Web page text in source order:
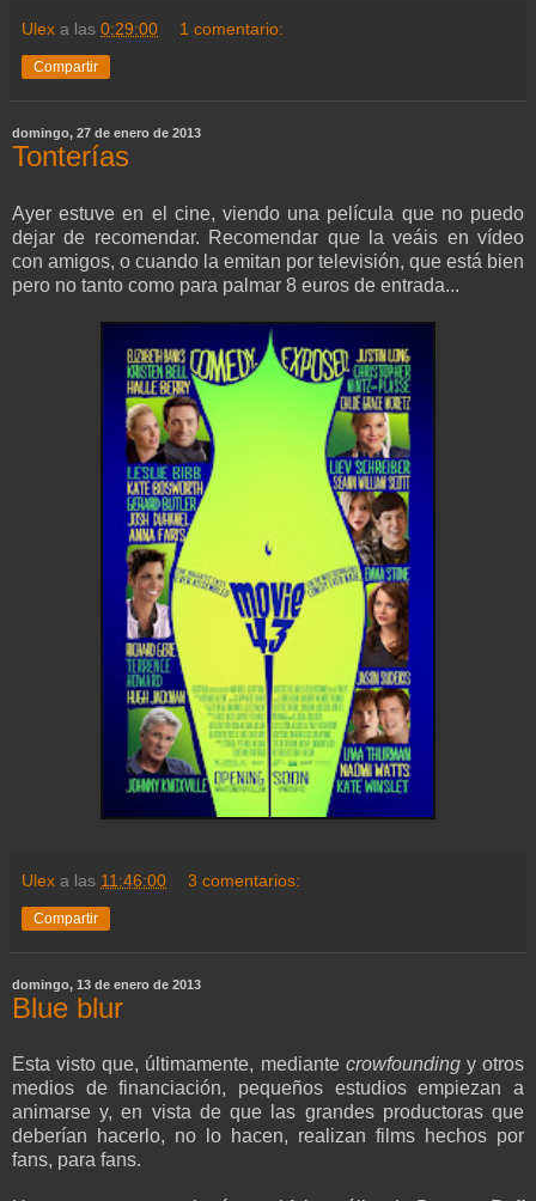
Ulex a las 0:29:00 1 comentario:
Compartir
domingo, 27 de enero de 2013
Tonterías
Ayer estuve en el cine, viendo una película que no puedo
dejar de recomendar. Recomendar que la veáis en vídeo
con amigos, o cuando la emitan por televisión, que está bien
pero no tanto como para palmar 8 euros de entrada...
Ulex a las 11:46:00 3 comentarios:
Compartir
domingo, 13 de enero de 2013
Blue blur
Esta visto que, últimamente, mediante crowfounding y otros
medios de financiación, pequeños estudios empiezan a
animarse y, en vista de que las grandes productoras que
deberían hacerlo, no lo hacen, realizan films hechos por
fans, para fans.